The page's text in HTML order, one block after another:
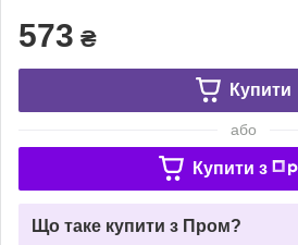
573 ₴
Купити
або
Купити з
Що таке купити з Пром?